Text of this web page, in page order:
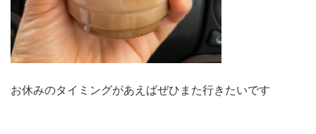
お休みのタイミングがあえばぜひまた行きたいです